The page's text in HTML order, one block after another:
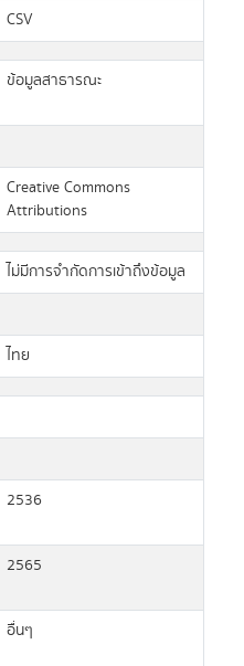
CSV
ข้อมูลสาธารณะ
Creative Commons
Attributions
ไม่มีการจำกัดการเข้าถึงข้อมูล
ไทย
2536
2565
อื่นๆ